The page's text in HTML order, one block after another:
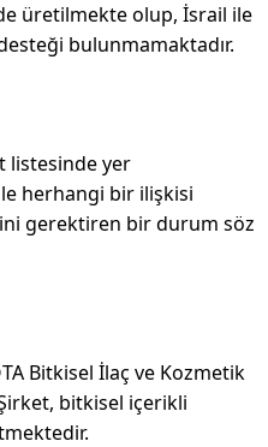
üretilmekte olup, İsrail ile
bulunmamaktadır.
listesinde yer
herhangi bir ilişkisi
gerektiren bir durum söz
Bitkisel İlaç ve Kozmetik
bitkisel içerikli